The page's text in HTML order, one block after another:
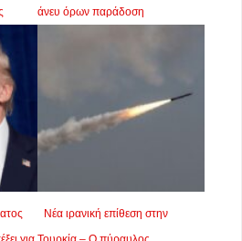
άνευ όρων παράδοση
Νέα ιρανική επίθεση στην